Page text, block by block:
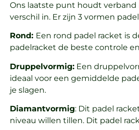
Ons laatste punt houdt
verschil in. Er zijn 3 vormen
Rond: Een rond padel racket is
padelracket de beste controle
Druppelvormig: Een
ideaal voor een gemiddelde
je slagen.
Diamantvormig: Dit padel
niveau willen tillen. Dit padel